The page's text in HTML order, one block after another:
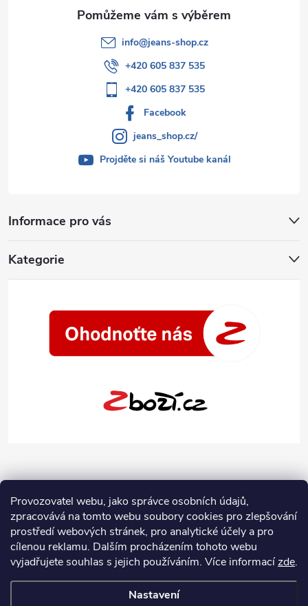
Provozovatel webu, jako správce osobních údajů,
zpracovává na tomto webu soubory cookies pro zlepšování
prostředí webových stránek, pro analytické účely a pro
cílenou reklamu. Dalším procházením tohoto webu
vyjadřujete souhlas s jejich používáním. Více informacízde.
Nastavení
Informace pro vás
Kategorie
info@jeans-shop.cz
+420 605 837 535
+420 605 837 535
Facebook
jeans_shop.cz/
Projděte si náš Youtube kanál